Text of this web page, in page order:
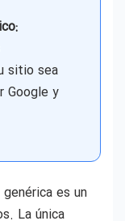
sitio sea
Google y
es un
La única